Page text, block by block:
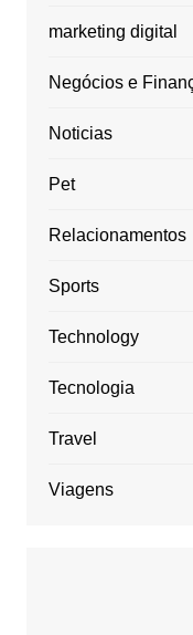
marketing digital
Negócios e
Noticias
Pet
Relacionamentos
Sports
Technology
Tecnologia
Travel
Viagens